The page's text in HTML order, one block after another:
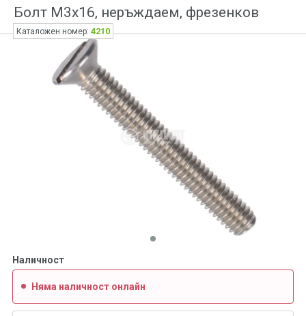
Болт М3х16, неръждаем, фрезенков
Наличност
Няма наличност онлайн
Каталожен номер: 4210